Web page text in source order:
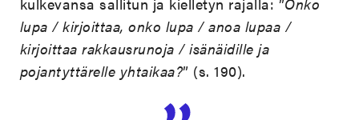
lupa / kirjoittaa, onko lupa / anoa lupaa /
kirjoittaa rakkausrunoja / isänäidille ja
pojantyttärelle yhtaikaa?” (s. 190).